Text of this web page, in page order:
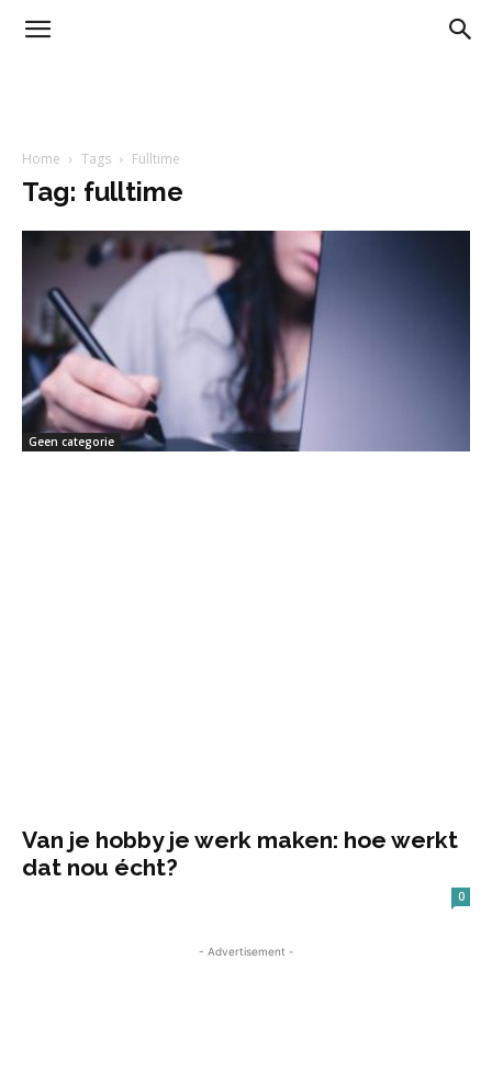
Home Tags Fulltime
Tag: fulltime
Geen categorie
Van je hobby je werk maken: hoe werkt
dat nou écht?
0
- Advertisement -